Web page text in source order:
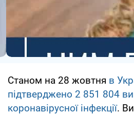
Станом на 28 жовтня в
підтверджено 2 851 804
коронавірусної інфекції.